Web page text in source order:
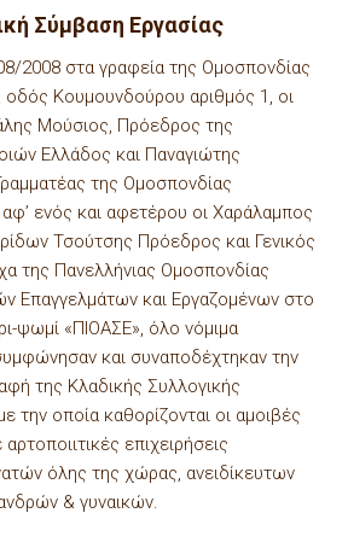
Σύμβαση Εργασίας
2008 στα γραφεία της Ομοσπονδίας
Κουμουνδούρου αριθμός 1, οι
Μούσιος, Πρόεδρος της
Ελλάδος και Παναγιώτης
της Ομοσπονδίας
ενός και αφετέρου οι Χαράλαμπος
Τσούτσης Πρόεδρος και Γενικός
της Πανελλήνιας Ομοσπονδίας
Επαγγελμάτων και Εργαζομένων στο
ψωμί «ΠΙΟΑΣΕ», όλο νόμιμα
και συναποδέχτηκαν την
της Κλαδικής Συλλογικής
την οποία καθορίζονται οι αμοιβές
επιχειρήσεις
όλης της χώρας, ανειδίκευτων
& γυναικών.